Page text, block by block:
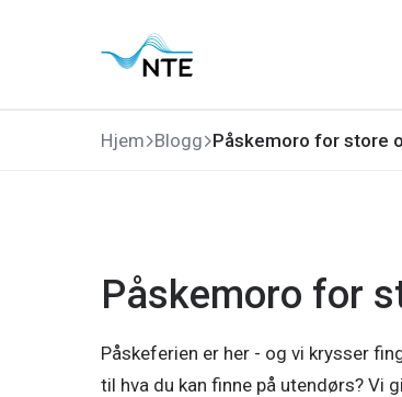
Hjem Blogg Påskemoro for store
Påskemoro for
Påskeferien er her - og vi krysser
til hva du kan finne på utendørs? Vi